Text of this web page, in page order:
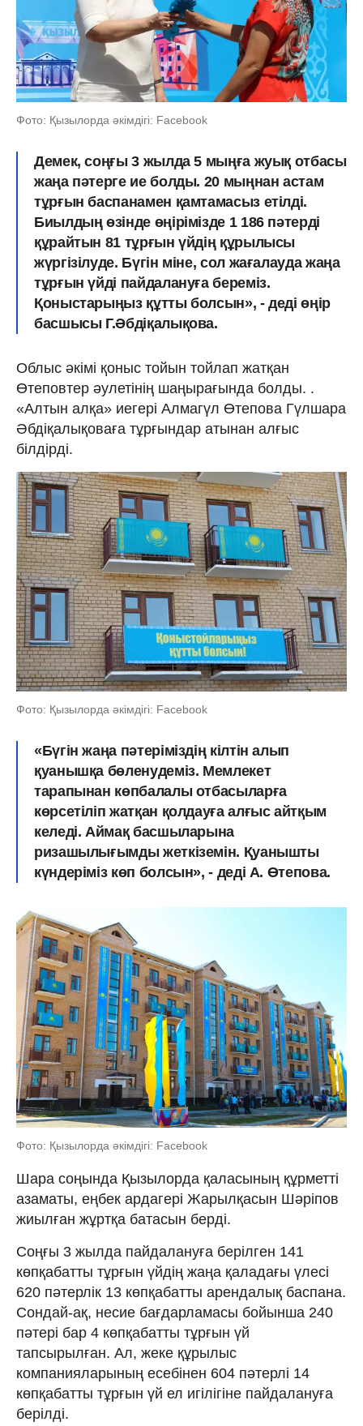
Фото: Қызылорда әкімдігі: Facebook
Демек, соңғы 3 жылда 5 мыңға жуық отбасы
жаңа пәтерге ие болды. 20 мыңнан астам
тұрғын баспанамен қамтамасыз етілді.
Биылдың өзінде өңірімізде 1 186 пәтерді
құрайтын 81 тұрғын үйдің құрылысы
жүргізілуде. Бүгін міне, сол жағалауда жаңа
тұрғын үйді пайдалануға береміз.
Қоныстарыңыз құтты болсын», - деді өңір
басшысы Г.Әбдіқалықова.
Облыс әкімі қоныс тойын тойлап жатқан
Өтеповтер әулетінің шаңырағында болды. .
«Алтын алқа» иегері Алмагүл Өтепова Гүлшара
Әбдіқалықоваға тұрғындар атынан алғыс
білдірді.
Фото: Қызылорда әкімдігі: Facebook
«Бүгін жаңа пәтеріміздің кілтін алып
қуанышқа бөленудеміз. Мемлекет
тарапынан көпбалалы отбасыларға
көрсетіліп жатқан қолдауға алғыс айтқым
келеді. Аймақ басшыларына
ризашылығымды жеткіземін. Қуанышты
күндеріміз көп болсын», - деді А. Өтепова.
Фото: Қызылорда әкімдігі: Facebook
Шара соңында Қызылорда қаласының құрметті
азаматы, еңбек ардагері Жарылқасын Шәріпов
жиылған жұртқа батасын берді.
Соңғы 3 жылда пайдалануға берілген 141
көпқабатты тұрғын үйдің жаңа қаладағы үлесі
620 пәтерлік 13 көпқабатты арендалық баспана.
Сондай-ақ, несие бағдарламасы бойынша 240
пәтері бар 4 көпқабатты тұрғын үй
тапсырылған. Ал, жеке құрылыс
компанияларының есебінен 604 пәтерлі 14
көпқабатты тұрғын үй ел игілігіне пайдалануға
берілді.